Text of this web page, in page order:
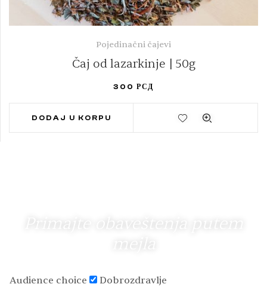
Pojedinačni čajevi
Čaj od lazarkinje | 50g
300 РСД
DODAJ U KORPU
Audience choice Dobrozdravlje